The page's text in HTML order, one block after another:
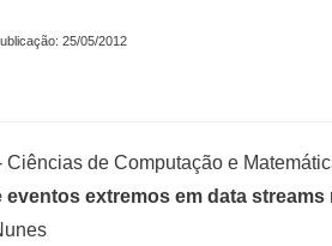
25/05/2012
de Computação e
eventos extremos em data